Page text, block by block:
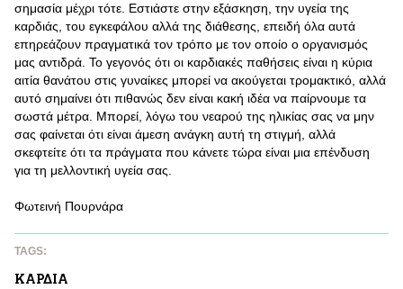
σημασία μέχρι τότε. Εστιάστε στην εξάσκηση, την υγεία της
καρδιάς, του εγκεφάλου αλλά της διάθεσης, επειδή όλα αυτά
επηρεάζουν πραγματικά τον τρόπο με τον οποίο ο οργανισμός
μας αντιδρά. Το γεγονός ότι οι καρδιακές παθήσεις είναι η κύρια
αιτία θανάτου στις γυναίκες μπορεί να ακούγεται τρομακτικό, αλλά
αυτό σημαίνει ότι πιθανώς δεν είναι κακή ιδέα να παίρνουμε τα
σωστά μέτρα. Μπορεί, λόγω του νεαρού της ηλικίας σας να μην
σας φαίνεται ότι είναι άμεση ανάγκη αυτή τη στιγμή, αλλά
σκεφτείτε ότι τα πράγματα που κάνετε τώρα είναι μια επένδυση
για τη μελλοντική υγεία σας.
Φωτεινή Πουρνάρα
TAGS:
ΚΑΡΔΙA